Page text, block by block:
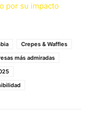
por su impacto
Crepes & Waffles
más admiradas